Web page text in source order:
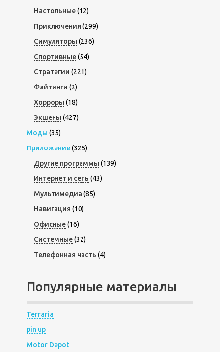
Настольные(12)
Приключения (299)
Симуляторы (236)
Спортивные(54)
Стратегии (221)
Файтинги (2)
Хорроры (18)
Экшены (427)
Моды (35)
Приложение(325)
Другие программы (139)
Интернет и сеть (43)
Мультимедиа (85)
Навигация (10)
Офисные(16)
Системные(32)
Телефонная часть (4)
Популярные материалы
Terraria
pin up
Motor Depot